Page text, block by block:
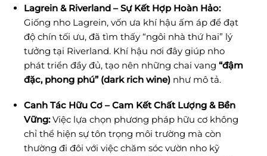
Lagrein & Riverland – Sự Kết Hợp Hoàn Hảo:
Giống nho Lagrein, vốn ưa khí hậu ấm áp để đạt
độ chín tối ưu, đã tìm thấy “ngôi nhà thứ hai” lý
tưởng tại Riverland. Khí hậu nơi đây giúp nho
phát triển đầy đủ, tạo nên những chai vang “đậm
đặc, phong phú” (dark rich wine) như mô tả.
Canh Tác Hữu Cơ – Cam Kết Chất Lượng & Bền
Vững:Việc lựa chọn phương pháp hữu cơ không
chỉ thể hiện sự tôn trọng môi trường mà còn
thường đi đôi với việc chăm sóc vườn nho kỹ